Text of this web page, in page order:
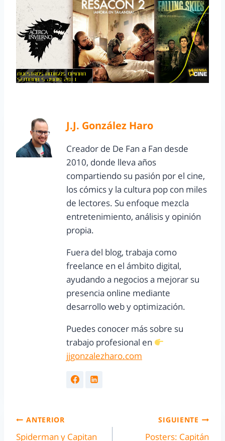
J.J. González Haro
Creador de De Fan a Fan desde
2010, donde lleva años
compartiendo su pasión por el cine,
los cómics y la cultura pop con miles
de lectores. Su enfoque mezcla
entretenimiento, análisis y opinión
propia.
Fuera del blog, trabaja como
freelance en el ámbito digital,
ayudando a negocios a mejorar su
presencia online mediante
desarrollo web y optimización.
Puedes conocer más sobre su
trabajo profesional en
jjgonzalezharo.com
ANTERIOR
Spiderman y Capitan
SIGUIENTE
Posters: Capitán